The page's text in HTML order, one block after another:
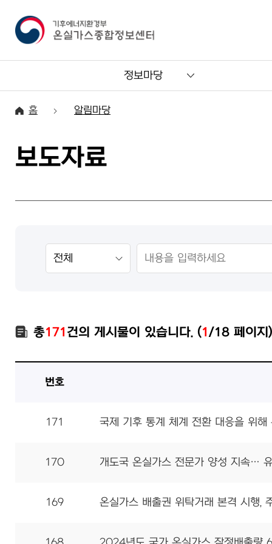
정보마당
홈 알림마당
보도자료
총171 건의 게시물이 있습니다. (1/18 페이지)
번호
171 국제 기후 통계 체계 전환 대응을 위
170 개도국 온실가스 전문가 양성 지속…
169 온실가스 배출권 위탁거래 본격 시행,